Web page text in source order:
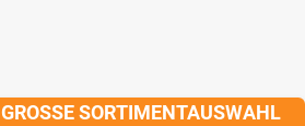
GROSSE SORTIMENTAUSWAHL